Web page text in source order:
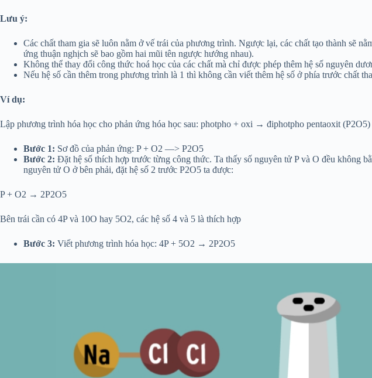
Lưu ý:
Các chất tham gia sẽ luôn nằm ở vế trái của phương trình. Ngược lại, các chất tạo thành sẽ
ứng thuận nghịch sẽ bao gồm hai mũi tên ngược hướng nhau).
Không thể thay đổi công thức hoá học của các chất mà chỉ được phép thêm hệ số nguyên
Nếu hệ số cần thêm trong phương trình là 1 thì không cần viết thêm hệ số ở phía trước chất
Ví dụ:
Lập phương trình hóa học cho phản ứng hóa học sau: photpho + oxi → điphotpho pentaoxit (P2O5)
Bước 1: Sơ đồ của phản ứng: P + O2 —> P2O5
Bước 2: Đặt hệ số thích hợp trước từng công thức. Ta thấy số nguyên tử P và O đều không
nguyên tử O ở bên phải, đặt hệ số 2 trước P2O5 ta được:
P + O2 → 2P2O5
Bên trái cần có 4P và 10O hay 5O2, các hệ số 4 và 5 là thích hợp
Bước 3: Viết phương trình hóa học: 4P + 5O2 → 2P2O5